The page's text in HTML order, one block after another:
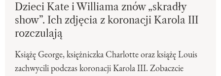
Dzieci Kate i Williama znów „skradły
show”. Ich zdjęcia z koronacji Karola III
rozczulają
Książę George, księżniczka Charlotte oraz książę Louis
zachwycili podczas koronacji Karola III. Zobaczcie